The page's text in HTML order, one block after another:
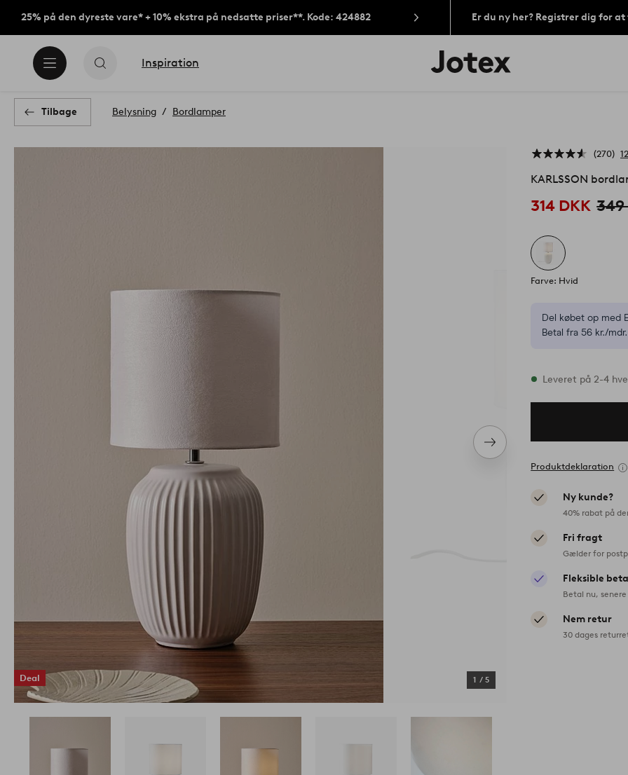
25% på den dyreste vare* + 10% ekstra på nedsatte priser**. Kode: 424882 Er du ny her? Registrer dig for
Inspiration
Jotex
logo
Tilbage Belysning Bordlamper
Næste
produkt
Deal 1 / 5
270
KARLSSON
314 DKK 349
Farve: Hvid
Del købet op med
Betal fra 56 kr./mdr.
På lager
Leveret på 2-4
Produktdeklaration
Ny kunde?
40% rabat på
Fri fragt
Gælder for
Fleksible
Betal nu,
Nem retur
30 dages